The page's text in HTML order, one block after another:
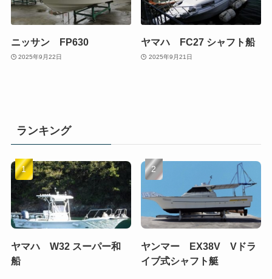
ニッサン FP630
2025年9月22日
ヤマハ FC27 シャフト船
2025年9月21日
ランキング
ヤマハ W32 スーパー和
船
ヤンマー EX38V Vドラ
イブ式シャフト艇